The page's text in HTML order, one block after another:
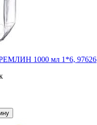
1000 мл 1*6, 97626